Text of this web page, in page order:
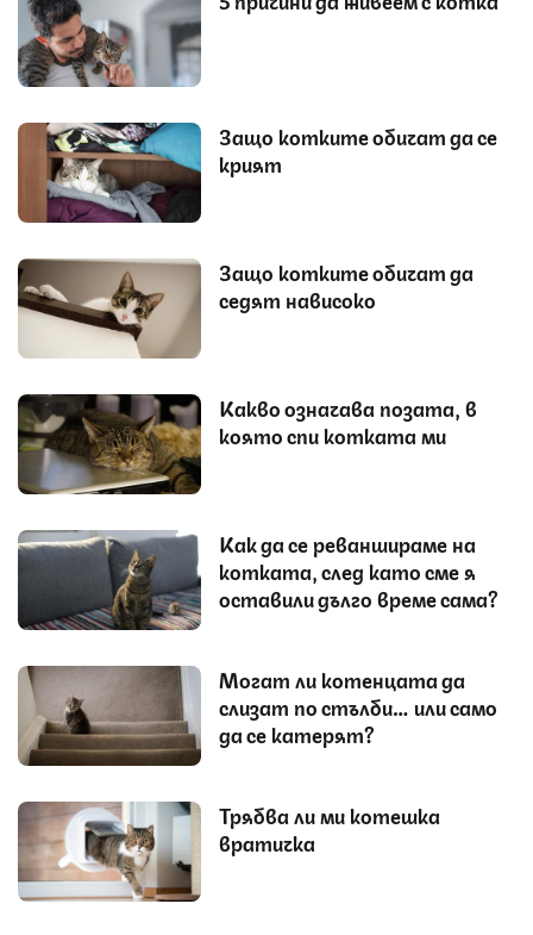
Защо котките обичат да се
крият
Защо котките обичат да
седят нависоко
Какво означава позата, в
която спи котката ми
Как да се реваншираме на
котката, след като сме я
оставили дълго време сама?
Могат ли котенцата да
слизат по стълби… или само
да се катерят?
Трябва ли ми котешка
вратичка